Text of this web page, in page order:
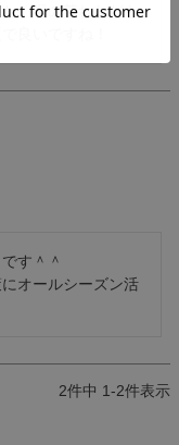
。喉の荒れなども
良いですね！
す＾＾
オールシーズン活
2件中 1-2件表示